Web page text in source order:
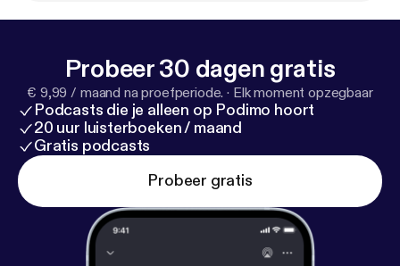
Probeer 30 dagen gratis
€ 9,99 / maand na proefperiode. · Elk moment opzegbaar
Podcasts die je alleen op Podimo hoort
20 uur luisterboeken / maand
Gratis podcasts
Probeer gratis